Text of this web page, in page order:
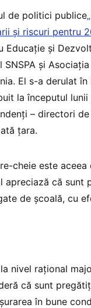
de politici publice
și riscuri pentru
Educație și
SNSPA și
El s-a derulat
la începutul
– directori
țara.
cheie este
apreciază că sunt
de școală, cu
la nivel rațional
că sunt
în bune